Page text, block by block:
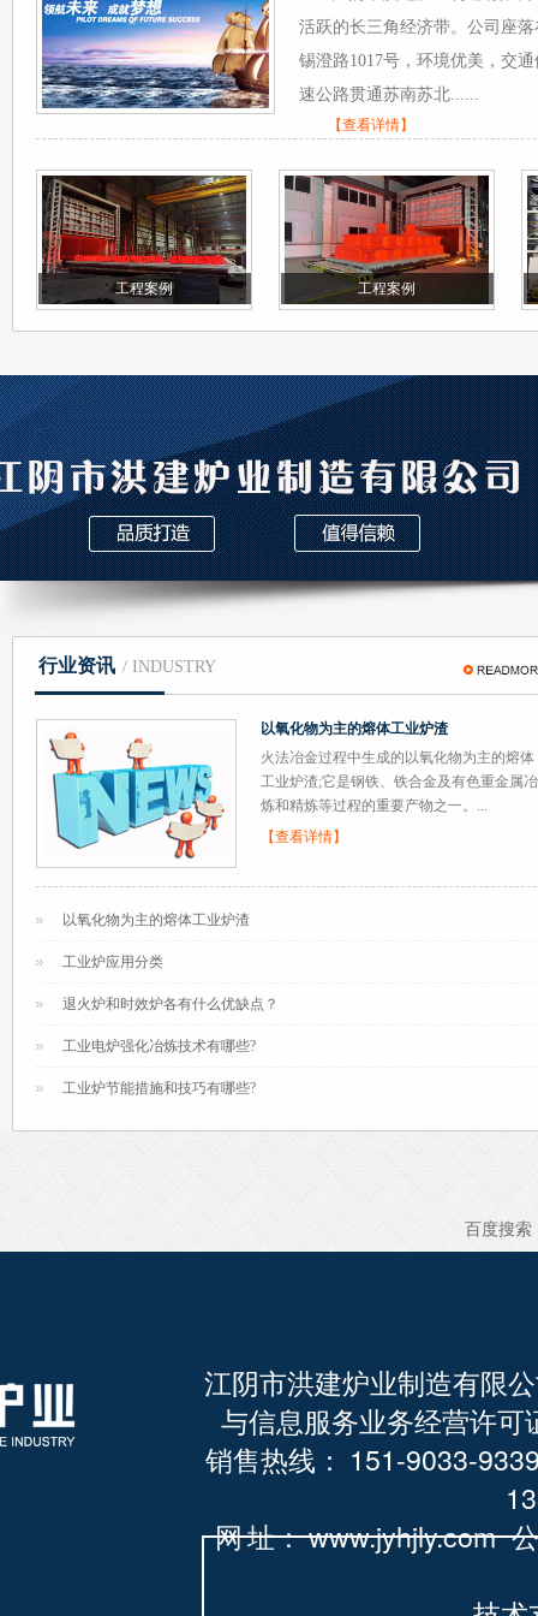
活跃的长三角经济带。公司座
锡澄路1017号，环境优美，交
速公路贯通苏南苏北......
【查看详情】
工程案例 工程案例
行业资讯 / INDUSTRY
以氧化物为主的熔体工业炉渣
火法冶金过程中​​生成的以氧化物为主的熔体
工业炉渣;它是钢铁、铁合金及有色重金属冶
炼和精炼等过程的重要产物之一。...
【查看详情】
以氧化物为主的熔体工业炉渣
工业炉应用分类
退火炉和时效炉各有什么优缺点？
工业电炉强化冶炼技术有哪些?
工业炉节能措施和技巧有哪些?
百度搜索
江阴市洪建炉业制造有限
与信息服务业务经营许可
销售热线： 151-9033-
网 址： www.jyhjly.com